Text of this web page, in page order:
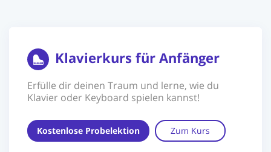
Klavierkurs für Anfänger
Erfülle dir deinen Traum und lerne, wie du
Klavier oder Keyboard spielen kannst!
Kostenlose Probelektion Zum Kurs